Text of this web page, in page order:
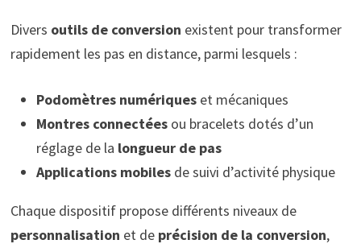
Divers outils de conversion existent pour transformer
rapidement les pas en distance, parmi lesquels :
Podomètres numériqueset mécaniques
Montres connectéesou bracelets dotés d’un
réglage de la longueur de pas
Applications mobilesde suivi d’activité physique
Chaque dispositif propose différents niveaux de
personnalisation et de précision de la conversion,